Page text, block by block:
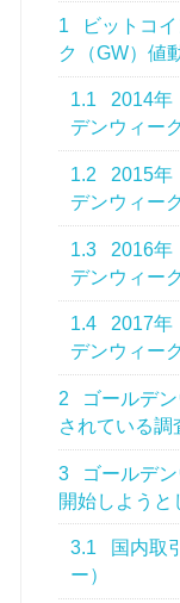
1
ビットコ
ク（GW）値
1.1
2014年
デンウィー
1.2
2015年
デンウィー
1.3
2016年
デンウィー
1.4
2017年
デンウィー
2
ゴールデ
されている調
3
ゴールデ
開始しようと
3.1
国内取
ー）